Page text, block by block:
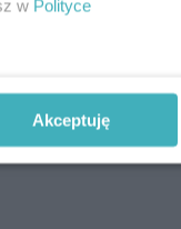
w Polityce
Akceptuję